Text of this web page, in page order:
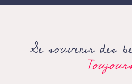
Se souvenir des